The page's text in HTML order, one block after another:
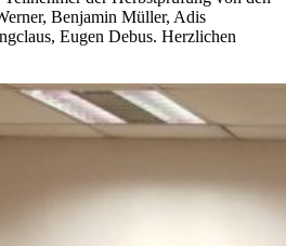
Benjamin Müller, Adis
Eugen Debus. Herzlichen